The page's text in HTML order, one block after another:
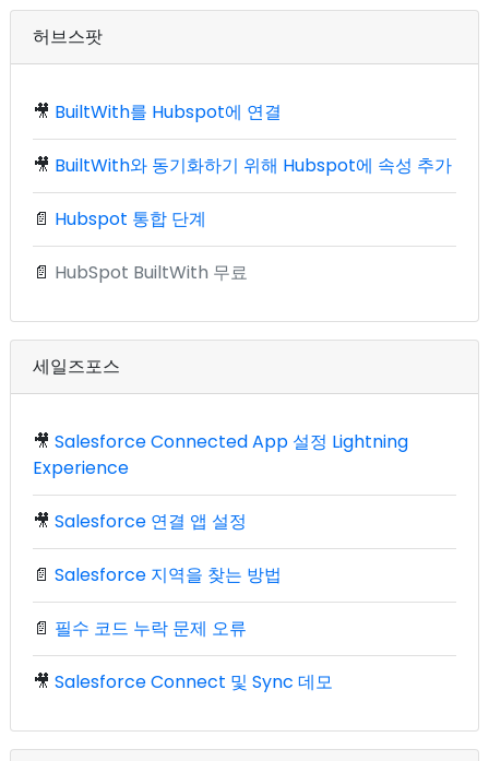
허브스팟
🎥 BuiltWith를 Hubspot에 연결
🎥 BuiltWith와 동기화하기 위해 Hubspot에 속성 추가
📄 Hubspot 통합 단계
📄 HubSpot BuiltWith 무료
세일즈포스
🎥 Salesforce Connected App 설정 Lightning
Experience
🎥 Salesforce 연결 앱 설정
📄 Salesforce 지역을 찾는 방법
📄 필수 코드 누락 문제 오류
🎥 Salesforce Connect 및 Sync 데모